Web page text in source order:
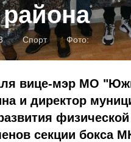
Спорт Фото:
вице-мэр МО
и директор
секции бокса